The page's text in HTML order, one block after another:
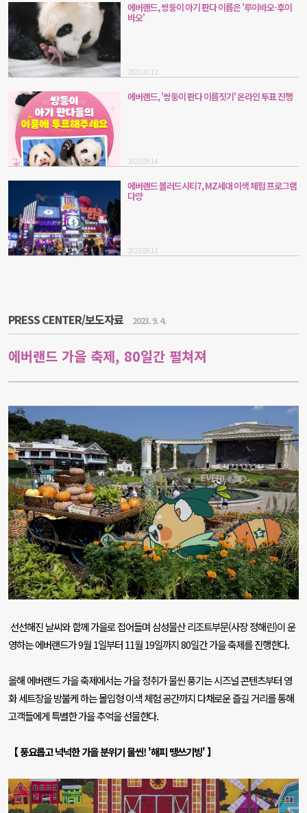
에버랜드, 쌍둥이 아기 판다 이름은 '루이바오-후이
바오'
2023.10.12
에버랜드, '쌍둥이 판다 이름짓기' 온라인 투표 진행
2023.09.14
에버랜드 블러드시티7, MZ세대 이색 체험 프로그램
다양
2023.09.13
PRESS CENTER/보도자료 2023. 9. 4.
에버랜드 가을 축제, 80일간 펼쳐져
선선해진 날씨와 함께 가을로 접어들며 삼성물산 리조트부문(사장 정해린)이 운
영하는 에버랜드가9월1일부터11월19일까지80일간 가을 축제를 진행한다.
올해 에버랜드 가을 축제에서는 가을 정취가 물씬 풍기는 시즈널 콘텐츠부터 영
화 세트장을 방불케 하는 몰입형 이색 체험 공간까지 다채로운 즐길 거리를 통해
고객들에게 특별한 가을 추억을 선물한다.
【 풍요롭고 넉넉한 가을 분위기 물씬! '해피 땡쓰기빙'】